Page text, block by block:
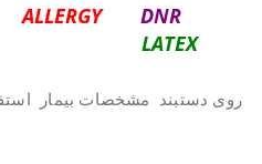
ALLERGY
DNR
LATEX
روی دستبند مشخصات بیمار